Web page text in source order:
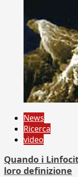
News
Ricerca
video
Quando i
loro definizione